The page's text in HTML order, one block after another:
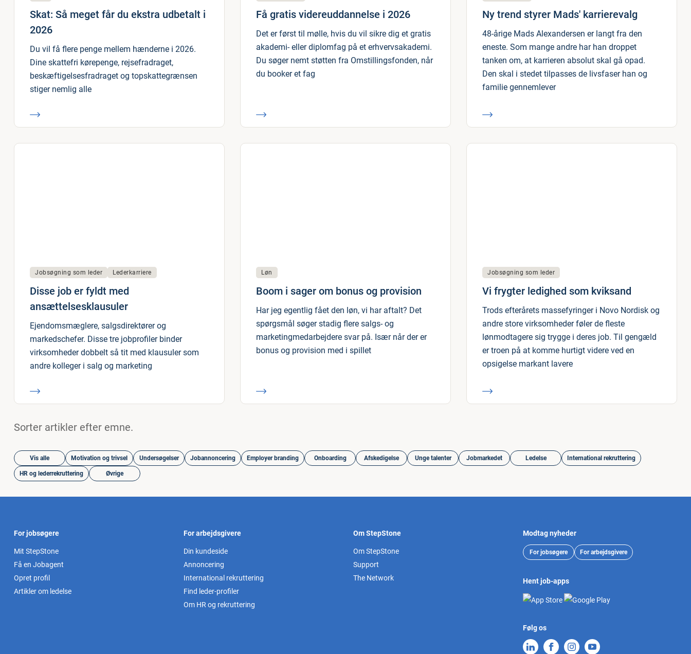
Skat: Så meget får du ekstra udbetalt i
2026
Du vil få flere penge mellem hænderne i 2026.
Dine skattefri kørepenge, rejsefradraget,
beskæftigelsesfradraget og topskattegrænsen
stiger nemlig alle
Få gratis videreuddannelse i 2026
Det er først til mølle, hvis du vil sikre dig et gratis
akademi- eller diplomfag på et erhvervsakademi.
Du søger nemt støtten fra Omstillingsfonden, når
du booker et fag
Ny trend styrer Mads' karrierevalg
48-årige Mads Alexandersen er langt fra den
eneste. Som mange andre har han droppet
tanken om, at karrieren absolut skal gå opad.
Den skal i stedet tilpasses de livsfaser han og
familie gennemlever
Jobsøgning som leder Lederkarriere
Disse job er fyldt med
ansættelsesklausuler
Ejendomsmæglere, salgsdirektører og
markedschefer. Disse tre jobprofiler binder
virksomheder dobbelt så tit med klausuler som
andre kolleger i salg og marketing
Løn
Boom i sager om bonus og provision
Har jeg egentlig fået den løn, vi har aftalt? Det
spørgsmål søger stadig flere salgs- og
marketingmedarbejdere svar på. Især når der er
bonus og provision med i spillet
Jobsøgning som leder
Vi frygter ledighed som kviksand
Trods efterårets massefyringer i Novo Nordisk og
andre store virksomheder føler de fleste
lønmodtagere sig trygge i deres job. Til gengæld
er troen på at komme hurtigt videre ved en
opsigelse markant lavere
Sorter artikler efter emne.
Vis alle Motivation og trivsel Undersøgelser Jobannoncering Employer branding Onboarding Afskedigelse Unge talenter Jobmarkedet Ledelse International rekruttering
HR og lederrekruttering Øvrige
For jobsøgere
Mit StepStone
Få en Jobagent
Opret profil
Artikler om ledelse
For arbejdsgivere
Din kundeside
Annoncering
International rekruttering
Find leder-profiler
Om HR og rekruttering
Om StepStone
Om StepStone
Support
The Network
Modtag nyheder
For jobsøgere For arbejdsgivere
Hent job-apps
Følg os